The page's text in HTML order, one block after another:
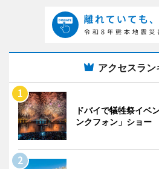
アクセスラン
ドバイで犠牲祭イ
ンクフォン」ショー